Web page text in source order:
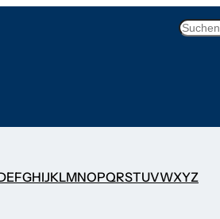
Search
EFGHIJKLMNOPQRSTUVWXYZ